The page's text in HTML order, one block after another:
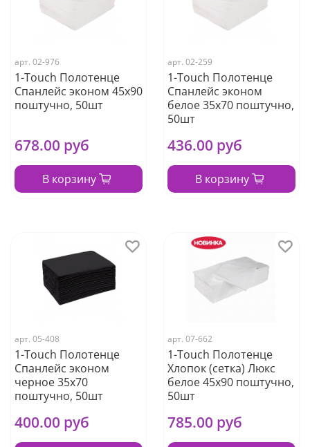
арт. 02-976
1-Touch Полотенце
Спанлейс эконом 45х90
поштучно, 50шт
678.00 руб
В корзину
арт. 02-259
1-Touch Полотенце
Спанлейс эконом
белое 35х70 поштучно,
50шт
436.00 руб
В корзину
арт. 05-408
1-Touch Полотенце
Спанлейс эконом
черное 35х70
поштучно, 50шт
400.00 руб
арт. 07-662
1-Touch Полотенце
Хлопок (сетка) Люкс
белое 45х90 поштучно,
50шт
785.00 руб